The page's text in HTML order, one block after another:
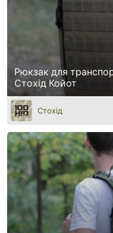
Рюкзак для
Стохід Койот
Стохід